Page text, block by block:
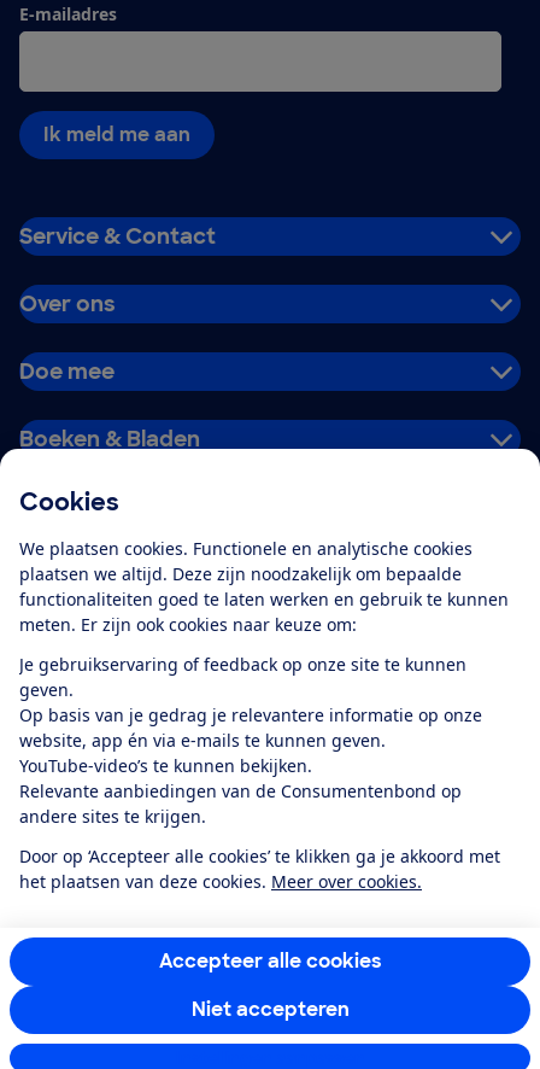
Cookies
We plaatsen cookies. Functionele en analytische cookies
plaatsen we altijd. Deze zijn noodzakelijk om bepaalde
functionaliteiten goed te laten werken en gebruik te kunnen
meten. Er zijn ook cookies naar keuze om:
Je gebruikservaring of feedback op onze site te kunnen
geven.
Op basis van je gedrag je relevantere informatie op onze
website, app én via e-mails te kunnen geven.
YouTube-video’s te kunnen bekijken.
Relevante aanbiedingen van de Consumentenbond op
andere sites te krijgen.
Door op ‘Accepteer alle cookies’ te klikken ga je akkoord met
het plaatsen van deze cookies. Meer over cookies.
Accepteer alle cookies
Niet accepteren
E-mailadres
Ik meld me aan
Service & Contact
Over ons
Doe mee
Boeken & Bladen
Alles over de
app
Algemene Voorwaarden
Privacyverklaring
Cookiebeleid
Privacyvoorkeuren
Toegankelijkheid
RSS-feed nieuws
Facebook
TwitterInstagram
YoutubeLinkedIn
12.901consumentenbeoordelen de Consumentenbondmet gemiddeld